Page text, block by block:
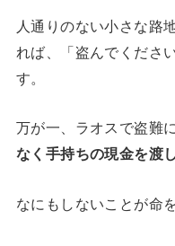
人通りのない小さな路
れば、「盗んでくださ
す。
万が一、ラオスで盗難
なく手持ちの現金を渡
なにもしないことが命